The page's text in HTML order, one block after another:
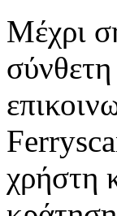
Μέχρι
χρήστη